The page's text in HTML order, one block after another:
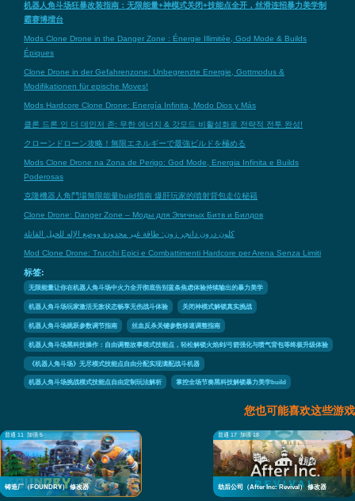
机器人角斗场狂暴改装指南：无限能量+神模式关闭+技能点全开，丝滑连招暴力美学制
霸赛博擂台
Mods Clone Drone in the Danger Zone : Énergie Illimitée, God Mode & Builds
Épiques
Clone Drone in der Gefahrenzone: Unbegrenzte Energie, Gottmodus &
Modifikationen für epische Moves!
Mods Hardcore Clone Drone: Energía Infinita, Modo Dios y Más
클론 드론 인 더 데인저 존: 무한 에너지 & 갓모드 비활성화로 전략적 전투 완성!
クローンドローン攻略！無限エネルギーで最強ビルドを極める
Mods Clone Drone na Zona de Perigo: God Mode, Energia Infinita e Builds
Poderosas
克隆機器人角鬥場無限能量build指南 爆肝玩家的噴射背包走位秘籍
Clone Drone: Danger Zone – Моды для Эпичных Битв и Билдов
كلون درون دانجر زون: طاقة غير محدودة ووضع الإله للحيل القاتلة
Mod Clone Drone: Trucchi Epici e Combattimenti Hardcore per Arena Senza Limiti
标签:
无限能量让你在机器人角斗场中火力全开彻底告别蓝条焦虑体验持续输出的暴力美学
机器人角斗场玩家激活无敌状态畅享无伤战斗体验 关闭神模式解锁真实挑战
机器人角斗场跳跃参数调节指南 丝血反杀关键参数移速调整指南
机器人角斗场黑科技操作：自由调整故事模式技能点，轻松解锁火焰剑/弓箭强化与喷气背包等终极升级体验
《机器人角斗场》无尽模式技能点自由分配实现满配战斗机器
机器人角斗场挑战模式技能点自由定制玩法解析 掌控全场节奏黑科技解锁暴力美学build
您也可能喜欢这些游戏
普通 11 加强 5
铸造厂（FOUNDRY） 修改器
普通 17 加强 18
劫后公司（After Inc: Revival） 修改器